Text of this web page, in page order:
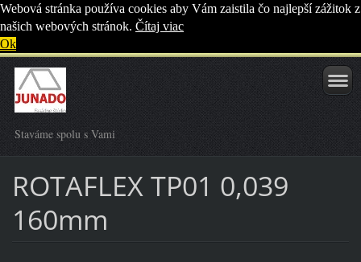
Webová stránka používa cookies aby Vám zaistila čo najlepší zážitok z
našich webových stránok. Čítaj viac
Ok
Staváme spolu s Vami
ROTAFLEX TP01 0,039
160mm